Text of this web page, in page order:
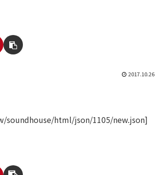
2017.10.26
soundhouse/html/json/1105/new.json]